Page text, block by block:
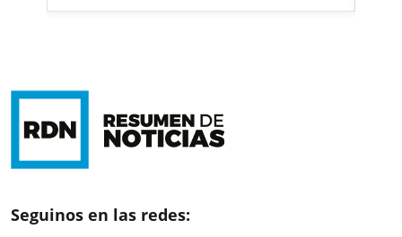
Seguinos en las redes: